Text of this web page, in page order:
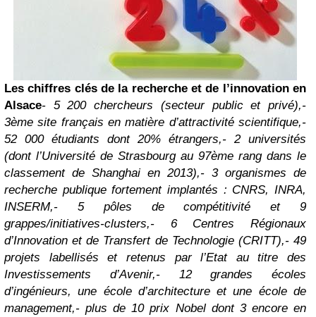
Les chiffres clés de la recherche et de l’innovation en
Alsace- 5 200 chercheurs (secteur public et privé),-
3ème site français en matière d’attractivité scientifique,-
52 000 étudiants dont 20% étrangers,- 2 universités
(dont l’Université de Strasbourg au 97ème rang dans le
classement de Shanghai en 2013),- 3 organismes de
recherche publique fortement implantés : CNRS, INRA,
INSERM,- 5 pôles de compétitivité et 9
grappes/initiatives-clusters,- 6 Centres Régionaux
d’Innovation et de Transfert de Technologie (CRITT),- 49
projets labellisés et retenus par l’Etat au titre des
Investissements d’Avenir,- 12 grandes écoles
d’ingénieurs, une école d’architecture et une école de
management,- plus de 10 prix Nobel dont 3 encore en